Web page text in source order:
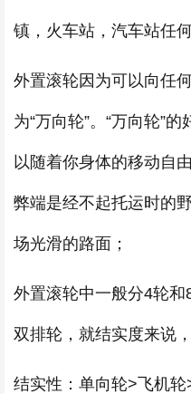
镇，火车站，汽车站任
外置滚轮因为可以向任
为“万向轮”。“万向轮”
以随着你身体的移动自
弊端是经不起托运时的
场光滑的路面；
外置滚轮中一般分4轮
双排轮，就结实度来说
结实性：单向轮>飞机